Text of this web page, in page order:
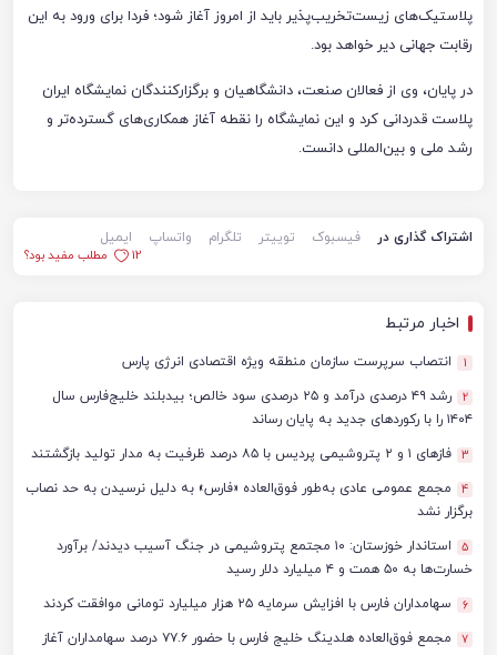
پلاستیک‌های زیست‌تخریب‌پذیر باید از امروز آغاز شود؛ فردا برای ورود به این
رقابت جهانی دیر خواهد بود.
در پایان، وی از فعالان صنعت، دانشگاهیان و برگزارکنندگان نمایشگاه ایران
پلاست قدردانی کرد و این نمایشگاه را نقطه آغاز همکاری‌های گسترده‌تر و
رشد ملی و بین‌المللی دانست.
اشتراک گذاری در فیسبوک توییتر تلگرام واتساپ
ایمیل
12
مطلب مفید بود؟
اخبار مرتبط
1 انتصاب سرپرست سازمان منطقه ویژه اقتصادی انرژی پارس
2
رشد ۴۹ درصدی درآمد و ۲۵ درصدی سود خالص؛ بیدبلند خلیج‌فارس سال
۱۴۰۴ را با رکوردهای جدید به پایان رساند
3 فازهای ۱ و ۲ پتروشیمی پردیس با ۸۵ درصد ظرفیت به مدار تولید بازگشتند
4
مجمع عمومی عادی به‌طور فوق‌العاده «فارس» به دلیل نرسیدن به حد نصاب
برگزار نشد
5
استاندار خوزستان: ۱۰ مجتمع پتروشیمی در جنگ آسیب دیدند/ برآورد
خسارت‌ها به ۵۰ همت و ۴ میلیارد دلار رسید
6 سهامداران فارس با افزایش سرمایه ۲۵ هزار میلیارد تومانی موافقت کردند
7
مجمع فوق‌العاده هلدینگ خلیج فارس با حضور ۷۷.۶ درصد سهامداران آغاز